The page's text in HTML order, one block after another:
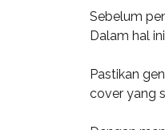
Sebelum
Dalam hal
Pastikan
cover yang